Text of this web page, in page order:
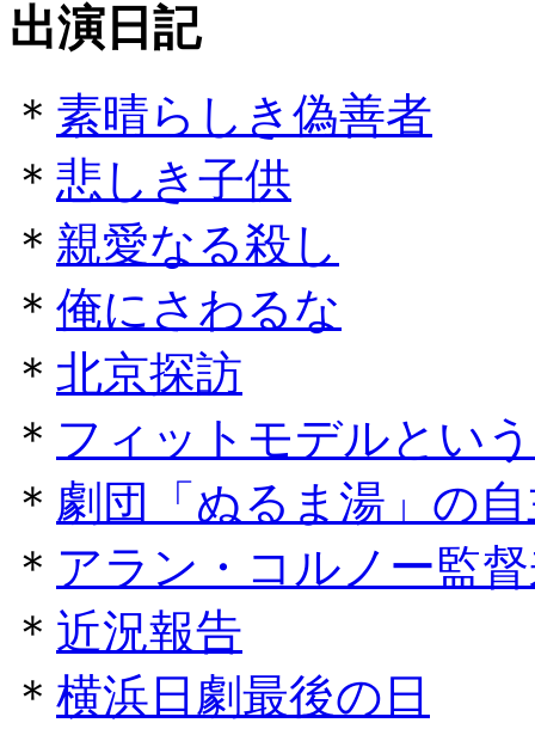
出演日記
＊ 素晴らしき偽善者
＊ 悲しき子供
＊ 親愛なる殺し
＊ 俺にさわるな
＊ 北京探訪
＊ フィットモデルとい
＊ 劇団「ぬるま湯」の
＊ アラン・コルノー監
＊ 近況報告
＊ 横浜日劇最後の日